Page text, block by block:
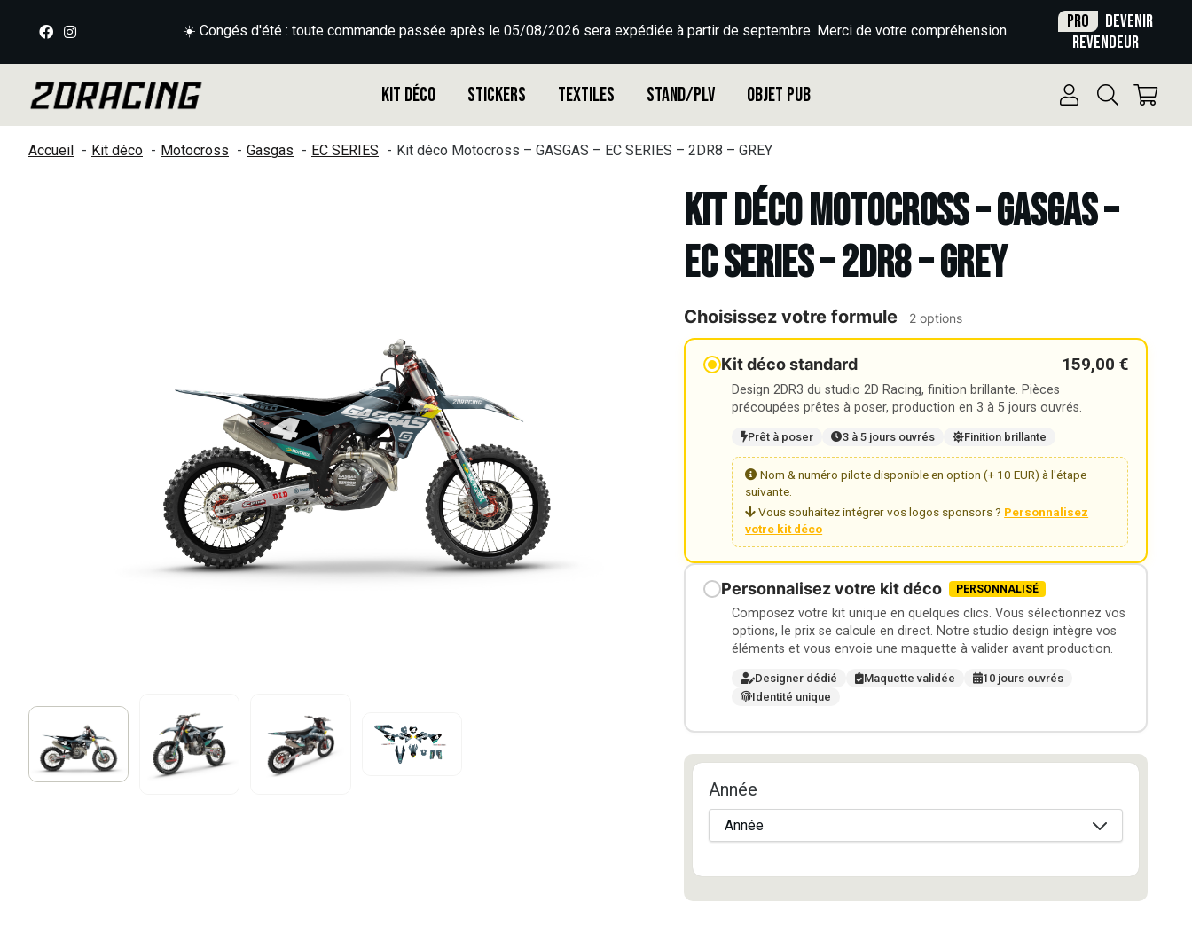
☀️ Congés d'été : toute commande passée après le 05/08/2026 sera expédiée à partir de septembre. Merci de votre compréhension. Pro
Devenir
revendeur
Kit déco Stickers Textiles Stand/PLV Objet Pub
Accueil Kit déco Motocross Gasgas EC SERIES Kit déco Motocross – GASGAS – EC SERIES – 2DR8 – GREY
Kit déco Motocross – GASGAS –
EC SERIES – 2DR8 – GREY
Choisissez votre formule 2 options
Kit déco standard 159,00 €
Design 2DR3 du studio 2D Racing, finition brillante. Pièces
précoupées prêtes à poser, production en 3 à 5 jours ouvrés.
Prêt à poser 3 à 5 jours ouvrés Finition brillante
Nom & numéro pilote disponible en option (+ 10 EUR) à l'étape
suivante.
Vous souhaitez intégrer vos logos sponsors ? Personnalisez
votre kit déco
Personnalisez votre kit déco PERSONNALISÉ
Composez votre kit unique en quelques clics. Vous sélectionnez vos
options, le prix se calcule en direct. Notre studio design intègre vos
éléments et vous envoie une maquette à valider avant production.
Designer dédié Maquette validée
10 jours ouvrés
Identité unique
Année